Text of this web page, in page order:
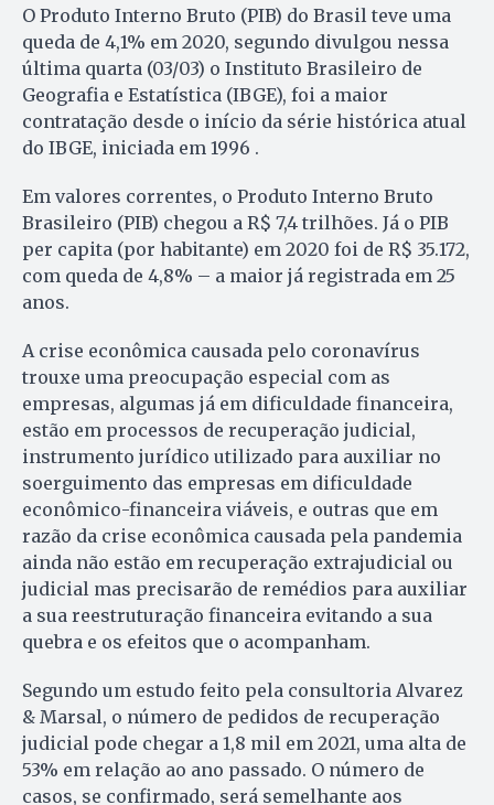
O Produto Interno Bruto (PIB) do Brasil teve uma
queda de 4,1% em 2020, segundo divulgou nessa
última quarta (03/03) o Instituto Brasileiro de
Geografia e Estatística (IBGE), foi a maior
contratação desde o início da série histórica atual
do IBGE, iniciada em 1996 .
Em valores correntes, o Produto Interno Bruto
Brasileiro (PIB) chegou a R$ 7,4 trilhões. Já o PIB
per capita (por habitante) em 2020 foi de R$ 35.172,
com queda de 4,8% – a maior já registrada em 25
anos.
A crise econômica causada pelo coronavírus
trouxe uma preocupação especial com as
empresas, algumas já em dificuldade financeira,
estão em processos de recuperação judicial,
instrumento jurídico utilizado para auxiliar no
soerguimento das empresas em dificuldade
econômico-financeira viáveis, e outras que em
razão da crise econômica causada pela pandemia
ainda não estão em recuperação extrajudicial ou
judicial mas precisarão de remédios para auxiliar
a sua reestruturação financeira evitando a sua
quebra e os efeitos que o acompanham.
Segundo um estudo feito pela consultoria Alvarez
& Marsal, o número de pedidos de recuperação
judicial pode chegar a 1,8 mil em 2021, uma alta de
53% em relação ao ano passado. O número de
casos, se confirmado, será semelhante aos